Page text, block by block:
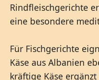
Rindfleischgerichte
eine besondere
Für Fischgerichte
Käse aus Albanien
kräftige Käse